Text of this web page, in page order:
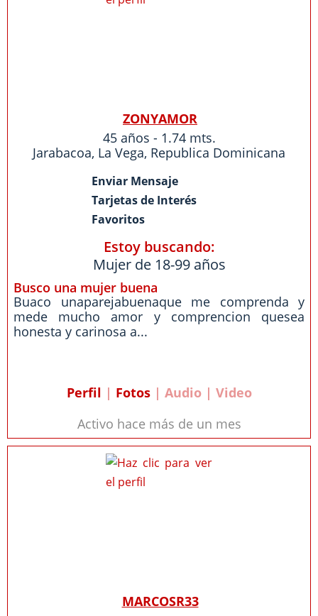
ZONYAMOR
45 años - 1.74 mts.
Jarabacoa, La Vega, Republica Dominicana
Enviar Mensaje
Tarjetas de Interés
Favoritos
Estoy buscando:
Mujer de 18-99 años
Busco una mujer buena
Buaco unaparejabuenaque me comprenda y
mede mucho amor y comprencion quesea
honesta y carinosa a...
Perfil | Fotos| Audio | Video
Activo hace más de un mes
MARCOSR33